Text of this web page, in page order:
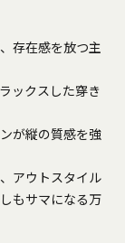
存在感を放つ主
ックスした穿き
が縦の質感を強
アウトスタイル
もサマになる万